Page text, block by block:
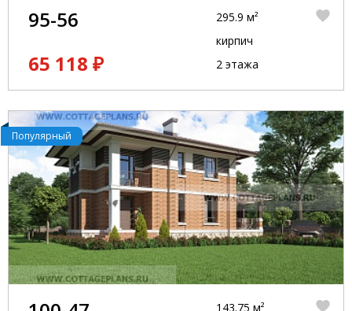
95-56
65 118 ₽
295.9 м²
кирпич
2 этажа
Популярный
143.75 м²